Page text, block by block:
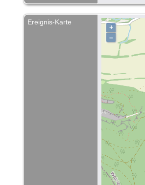
Ereignis-Karte
+
–